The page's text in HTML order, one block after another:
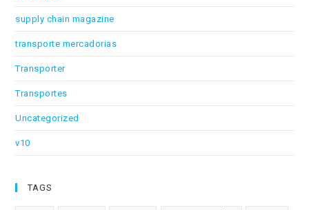
supply chain magazine
transporte mercadorias
Transporter
Transportes
Uncategorized
v10
TAGS